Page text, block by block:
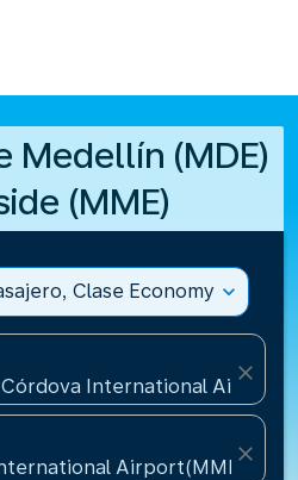
Medellín (MDE)
(MME)
Clase Economy expand_more
International
close
Airport(MME),
close